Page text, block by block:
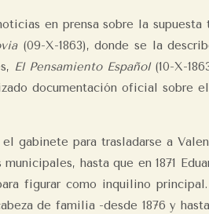
en prensa sobre la supuesta
(09-X-1863), donde se la
El Pensamiento Español(10-X-
documentación oficial sobre
gabinete para trasladarse a
hasta que en 1871
figurar como inquilino
de familia -desde 1876 y